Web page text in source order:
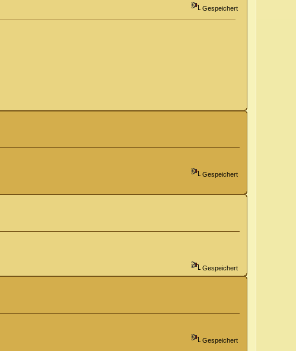
Gespeichert
Gespeichert
Gespeichert
Gespeichert